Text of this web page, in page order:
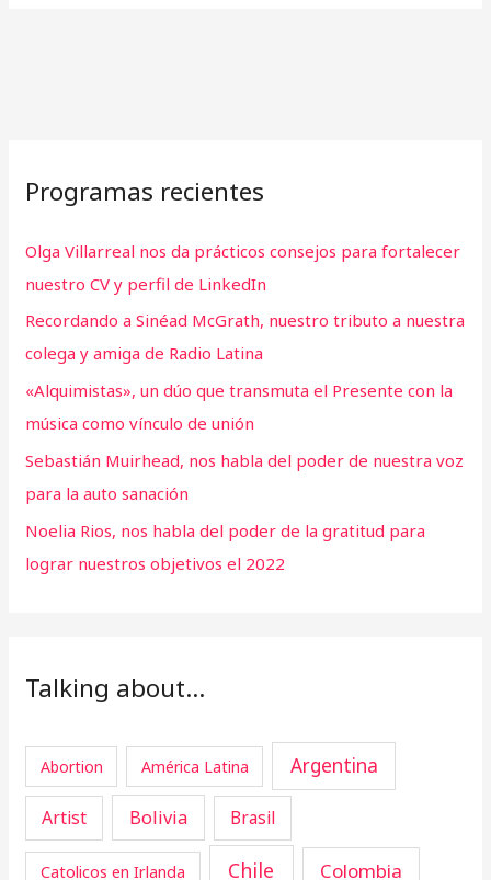
Programas recientes
Olga Villarreal nos da prácticos consejos para fortalecer
nuestro CV y perfil de LinkedIn
Recordando a Sinéad McGrath, nuestro tributo a nuestra
colega y amiga de Radio Latina
«Alquimistas», un dúo que transmuta el Presente con la
música como vínculo de unión
Sebastián Muirhead, nos habla del poder de nuestra voz
para la auto sanación
Noelia Rios, nos habla del poder de la gratitud para
lograr nuestros objetivos el 2022
Talking about…
Abortion América Latina Argentina
Artist Bolivia Brasil
Catolicos en Irlanda Chile Colombia